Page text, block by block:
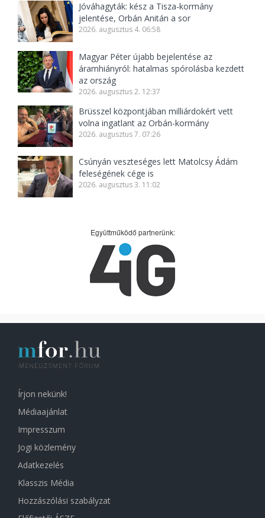
Jóváhagyták: kész a Tisza-kormány
jelentése, Orbán Anitán a sor
2026. augusztus 4. 06:58
Magyar Péter újabb bejelentése az
áramhiányról: hatalmas spórolásba kezdett
az ország
2026. augusztus 2. 12:37
Brüsszel központjában milliárdokért vett
volna ingatlant az Orbán-kormány
2026. augusztus 7. 07:26
Csúnyán veszteséges lett Matolcsy Ádám
feleségének cége is
2026. augusztus 3. 11:02
Együttműködő partnerünk:
Írjon nekünk!
Médiaajánlat
Impresszum
Jogi közlemény
Adatkezelés
Klasszis Média
Hozzászólási szabályzat